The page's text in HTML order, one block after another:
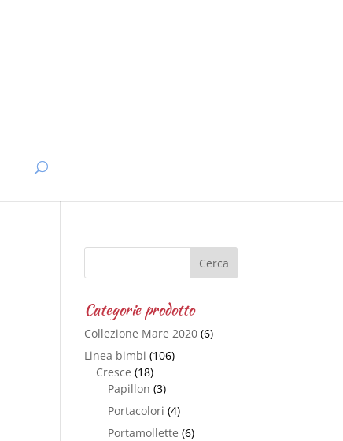
Categorie prodotto
Collezione Mare 2020 (6)
Linea bimbi (106)
Cresce (18)
Papillon (3)
Portacolori (4)
Portamollette (6)